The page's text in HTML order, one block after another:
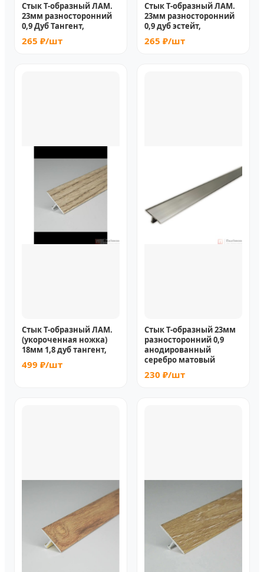
Стык Т-образный ЛАМ.
23мм разносторонний
0,9 Дуб Тангент,
265 ₽/шт
Стык Т-образный ЛАМ.
23мм разносторонний
0,9 дуб эстейт,
265 ₽/шт
Стык Т-образный ЛАМ.
(укороченная ножка)
18мм 1,8 дуб тангент,
499 ₽/шт
Стык Т-образный 23мм
разносторонний 0,9
анодированный
серебро матовый
230 ₽/шт